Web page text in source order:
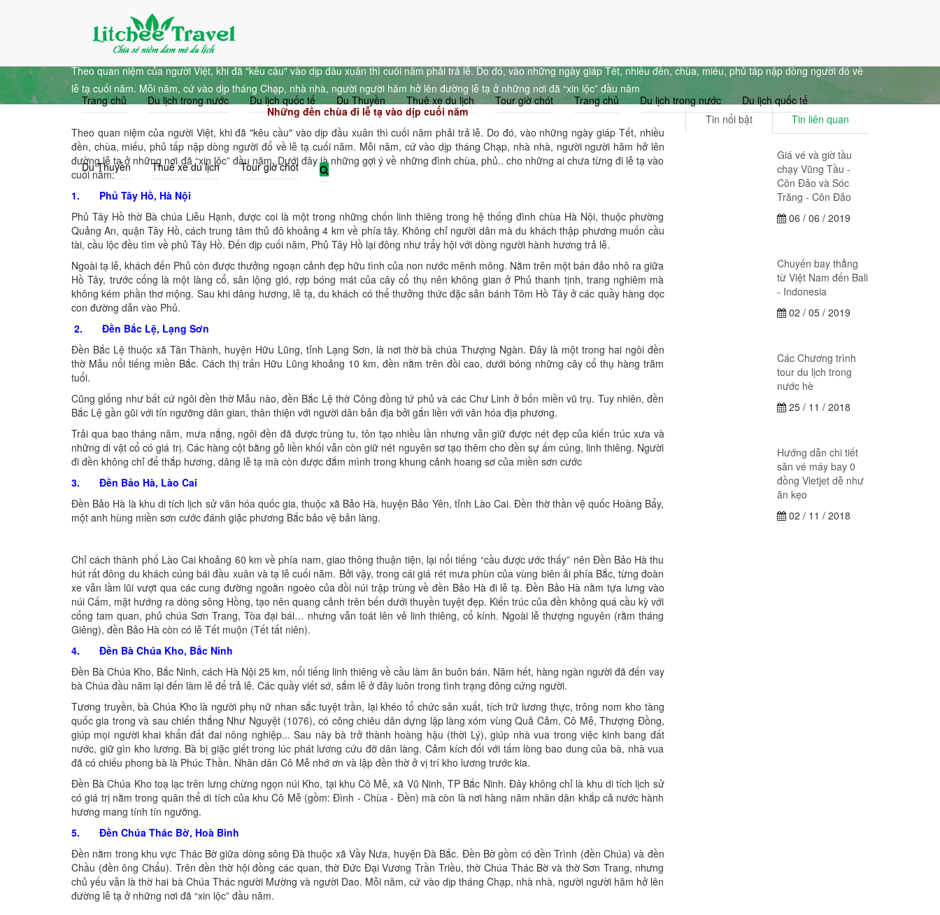
0915.338.689
Trang chủ Du lịch trong nước Du lịch quốc tế Du Thuyền Thuê xe du lịch Tour giờ chót Trang chủ Du lịch trong nước Du lịch quốc tế
Du Thuyền Thuê xe du lịch Tour giờ chót
Những đền chùa đi lễ tạ vào dịp cuối năm
Theo quan niệm của người Việt, khi đã "kêu cầu" vào dịp đầu xuân thì cuối năm phải trả lễ. Do đó, vào những ngày giáp Tết, nhiều đền, chùa, miếu, phủ tấp nập dòng người đổ về
lễ tạ cuối năm. Mỗi năm, cứ vào dịp tháng Chạp, nhà nhà, người người hăm hở lên đường lễ tạ ở những nơi đã “xin lộc” đầu năm
Những đền chùa đi lễ tạ vào dịp cuối năm
Theo quan niệm của người Việt, khi đã "kêu cầu" vào dịp đầu xuân thì cuối năm phải trả lễ. Do đó, vào những ngày giáp Tết, nhiều
đền, chùa, miếu, phủ tấp nập dòng người đổ về lễ tạ cuối năm. Mỗi năm, cứ vào dịp tháng Chạp, nhà nhà, người người hăm hở lên
đường lễ tạ ở những nơi đã “xin lộc” đầu năm. Dưới đây là những gợi ý về những đình chùa, phủ.. cho những ai chưa từng đi lễ tạ vào
cuối năm:
1. Phủ Tây Hồ, Hà Nội
Phủ Tây Hồ thờ Bà chúa Liễu Hạnh, được coi là một trong những chốn linh thiêng trong hệ thống đình chùa Hà Nội, thuộc phường
Quảng An, quận Tây Hồ, cách trung tâm thủ đô khoảng 4 km về phía tây. Không chỉ người dân mà du khách thập phương muốn cầu
tài, cầu lộc đều tìm về phủ Tây Hồ. Đến dịp cuối năm, Phủ Tây Hồ lại đông như trẩy hội với dòng người hành hương trả lễ.
Ngoài tạ lễ, khách đến Phủ còn được thưởng ngoạn cảnh đẹp hữu tình của non nước mênh mông. Nằm trên một bán đảo nhô ra giữa
Hồ Tây, trước cổng là một làng cổ, sân lộng gió, rợp bóng mát của cây cổ thụ nên không gian ở Phủ thanh tịnh, trang nghiêm mà
không kém phần thơ mộng. Sau khi dâng hương, lễ tạ, du khách có thể thưởng thức đặc sản bánh Tôm Hồ Tây ở các quầy hàng dọc
con đường dẫn vào Phủ.
2. Đền Bắc Lệ, Lạng Sơn
Đền Bắc Lệ thuộc xã Tân Thành, huyện Hữu Lũng, tỉnh Lạng Sơn, là nơi thờ bà chúa Thượng Ngàn. Đây là một trong hai ngôi đền
thờ Mẫu nổi tiếng miền Bắc. Cách thị trấn Hữu Lũng khoảng 10 km, đền nằm trên đồi cao, dưới bóng những cây cổ thụ hàng trăm
tuổi.
Cũng giống như bất cứ ngôi đền thờ Mẫu nào, đền Bắc Lệ thờ Công đồng tứ phủ và các Chư Linh ở bốn miền vũ trụ. Tuy nhiên, đền
Bắc Lệ gần gũi với tín ngưỡng dân gian, thân thiện với người dân bản địa bởi gắn liền với văn hóa địa phương.
Trải qua bao tháng năm, mưa nắng, ngôi đền đã được trùng tu, tôn tạo nhiều lần nhưng vẫn giữ được nét đẹp của kiến trúc xưa và
những di vật cổ có giá trị. Các hàng cột bằng gỗ liền khối vẫn còn giữ nét nguyên sơ tạo thêm cho đền sự ấm cúng, linh thiêng. Người
đi đền không chỉ để thắp hương, dâng lễ tạ mà còn được đắm mình trong khung cảnh hoang sơ của miền sơn cước
3. Đền Bảo Hà, Lào Cai
Đền Bảo Hà là khu di tích lịch sử văn hóa quốc gia, thuộc xã Bảo Hà, huyện Bảo Yên, tỉnh Lào Cai. Đền thờ thần vệ quốc Hoàng Bẩy,
một anh hùng miền sơn cước đánh giặc phương Bắc bảo vệ bản làng.
Chỉ cách thành phố Lào Cai khoảng 60 km về phía nam, giao thông thuận tiện, lại nổi tiếng “cầu được ước thấy” nên Đền Bảo Hà thu
hút rất đông du khách cúng bái đầu xuân và tạ lễ cuối năm. Bởi vậy, trong cái giá rét mưa phùn của vùng biên ải phía Bắc, từng đoàn
xe vẫn lầm lũi vượt qua các cung đường ngoằn ngoèo của đồi núi trập trùng về đền Bảo Hà đi lễ tạ. Đền Bảo Hà nằm tựa lưng vào
núi Cấm, mặt hướng ra dòng sông Hồng, tạo nên quang cảnh trên bến dưới thuyền tuyệt đẹp. Kiến trúc của đền không quá cầu kỳ với
cổng tam quan, phủ chúa Sơn Trang, Tòa đại bái… nhưng vẫn toát lên vẻ linh thiêng, cổ kính. Ngoài lễ thượng nguyên (rằm tháng
Giêng), đền Bảo Hà còn có lễ Tết muộn (Tết tất niên).
4. Đền Bà Chúa Kho, Bắc Ninh
Đền Bà Chúa Kho, Bắc Ninh, cách Hà Nội 25 km, nổi tiếng linh thiêng về cầu làm ăn buôn bán. Năm hết, hàng ngàn người đã đến vay
bà Chúa đầu năm lại đến làm lễ để trả lễ. Các quầy viết sớ, sắm lễ ở đây luôn trong tình trạng đông cứng người.
Tương truyền, bà Chúa Kho là người phụ nữ nhan sắc tuyệt trần, lại khéo tổ chức sản xuất, tích trữ lương thực, trông nom kho tàng
quốc gia trong và sau chiến thắng Như Nguyệt (1076), có công chiêu dân dựng lập làng xóm vùng Quả Cảm, Cô Mễ, Thượng Ðồng,
giúp mọi người khai khẩn đất đai nông nghiệp... Sau này bà trở thành hoàng hậu (thời Lý), giúp nhà vua trong việc kinh bang đất
nước, giữ gìn kho lương. Bà bị giặc giết trong lúc phát lương cứu đỡ dân làng. Cảm kích đối với tấm lòng bao dung của bà, nhà vua
đã có chiếu phong bà là Phúc Thần. Nhân dân Cô Mễ nhớ ơn và lập đền thờ ở vị trí kho lương trước kia.
Đền Bà Chúa Kho toạ lạc trên lưng chừng ngọn núi Kho, tại khu Cô Mễ, xã Vũ Ninh, TP Bắc Ninh. Đây không chỉ là khu di tích lịch sử
có giá trị nằm trong quân thể di tích của khu Cô Mễ (gồm: Đình - Chùa - Đền) mà còn là nơi hàng năm nhân dân khắp cả nước hành
hương mang tính tín ngưỡng.
5. Đền Chúa Thác Bờ, Hoà Bình
Đền nằm trong khu vực Thác Bờ giữa dòng sông Đà thuộc xã Vầy Nưa, huyện Đà Bắc. Đền Bờ gồm có đền Trình (đền Chúa) và đền
Chầu (đền ông Chẩu). Trên đền thờ hội đồng các quan, thờ Đức Đại Vương Trần Triều, thờ Chúa Thác Bờ và thờ Sơn Trang, nhưng
chủ yếu vẫn là thờ hai bà Chúa Thác người Mường và người Dao. Mỗi năm, cứ vào dịp tháng Chạp, nhà nhà, người người hăm hở lên
đường lễ tạ ở những nơi đã “xin lộc” đầu năm.
Tin nổi bật Tin liên quan
Giá vé và giờ tầu
chạy Vũng Tầu -
Côn Đảo và Sóc
Trăng - Côn Đảo
06 / 06 / 2019
Chuyến bay thẳng
từ Việt Nam đến Bali
- Indonesia
02 / 05 / 2019
Các Chương trình
tour du lịch trong
nước hè
25 / 11 / 2018
Hướng dẫn chi tiết
săn vé máy bay 0
đồng Vietjet dễ như
ăn kẹo
02 / 11 / 2018